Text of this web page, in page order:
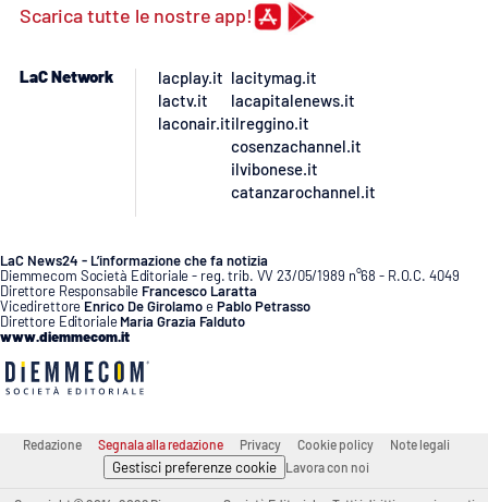
Lacplay.it
Lactv.it
Ilreggino.it
Catanzarochannel.it
Scarica tutte le nostre app!
LaC Network
lacplay.it
lactv.it
laconair.it
lacitymag.it
lacapitalenews.it
ilreggino.it
cosenzachannel.it
ilvibonese.it
catanzarochannel.it
LaC News24 - L’informazione che fa notizia
Diemmecom Società Editoriale - reg. trib. VV 23/05/1989 n°68 - R.O.C. 4049
Direttore Responsabile Francesco Laratta
Vicedirettore Enrico De GirolamoePablo Petrasso
Direttore Editoriale Maria Grazia Falduto
www.diemmecom.it
Redazione Segnala alla redazione Privacy Cookie policy Note legali
Gestisci preferenze cookie Lavora con noi